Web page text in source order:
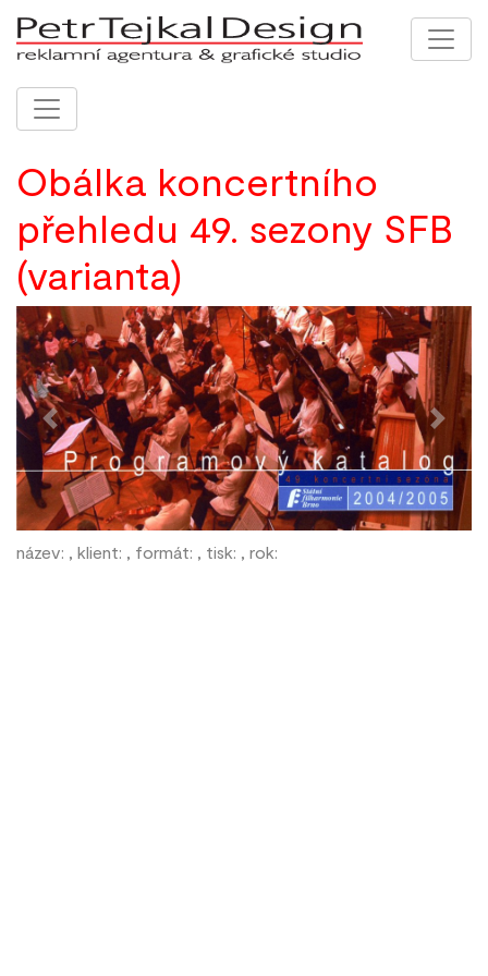
Obálka koncertního
přehledu 49. sezony SFB
(varianta)
Previous Next
název: , klient: , formát: , tisk: , rok: